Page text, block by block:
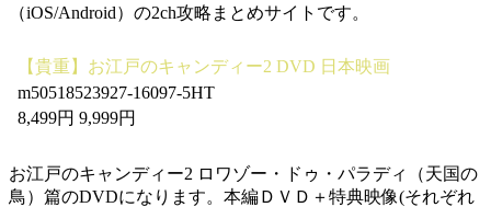
（iOS/Android）の2ch攻略まとめサイトです。
【貴重】お江戸のキャンディー2 DVD 日本映画
m50518523927-16097-5HT
8,499円 9,999円
お江戸のキャンディー2 ロワゾー・ドゥ・パラディ（天国の
鳥）篇のDVDになります。本編ＤＶＤ＋特典映像(それぞれ